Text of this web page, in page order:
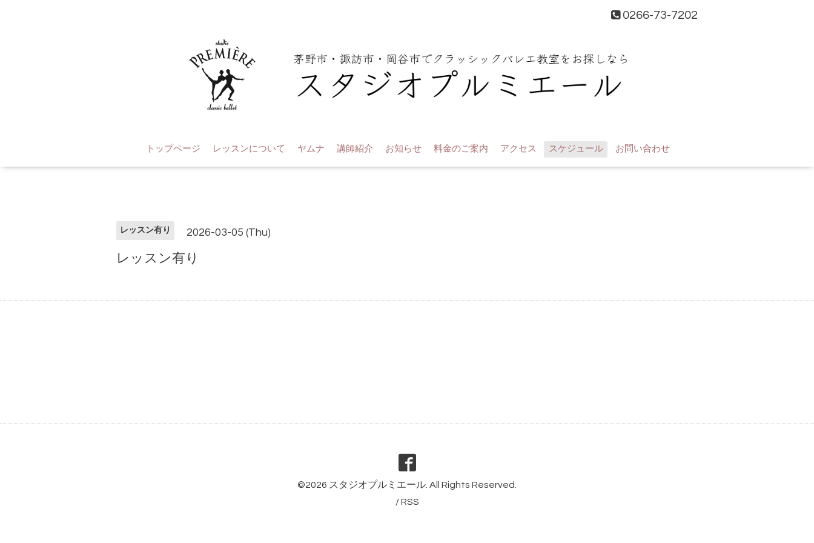
0266-73-7202
トップページ レッスンについて ヤムナ 講師紹介 お知らせ 料金のご案内 アクセス スケジュール お問い合わせ
レッスン有り 2026-03-05 (Thu)
レッスン有り
©2026 スタジオプルミエール. All Rights Reserved.
/RSS